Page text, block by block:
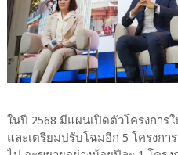
ในปี 2568 มีแผนเปิดตัวโครงการ
และเตรียมปรับโฉมอีก 5 โครงก